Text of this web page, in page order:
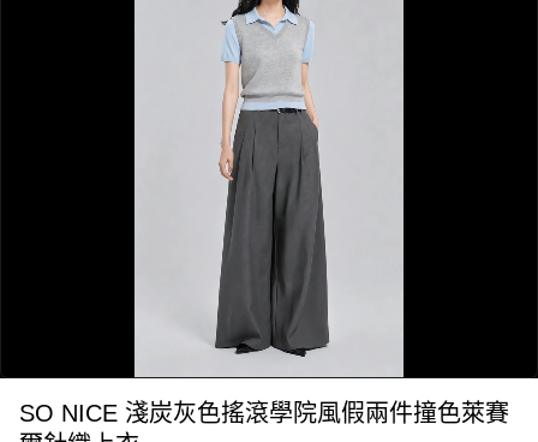
SO NICE 淺炭灰色搖滾學院風假兩件撞色萊賽